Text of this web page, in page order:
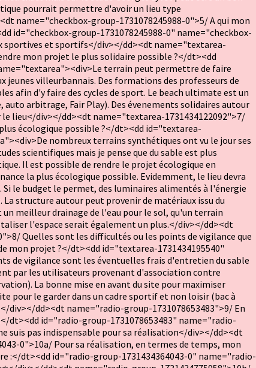
pourrait permettre d'avoir un lieu type
name="checkbox-group-1731078245988-0">5/ A qui mon
id="checkbox-group-1731078245988-0" name="checkbox-
et sportifs</div></dd><dt name="textarea-
mon projet le plus solidaire possible ?</dt><dd
terrain peut permettre de faire
jeunes villeurbannais. Des formations des professeurs de
afin d'y faire des cycles de sport. Le beach ultimate est un
auto arbitrage, Fair Play). Des évenements solidaires autour
lieu</div></dd><dt name="textarea-1731434122092">7/
écologique possible ?</dt><dd id="textarea-
nombreux terrains synthétiques ont vu le jour ses
scientifiques mais je pense que du sable est plus
Il est possible de rendre le projet écologique en
la plus écologique possible. Evidemment, le lieu devra
Si le budget le permet, des luminaires alimentés à l'énergie
structure autour peut provenir de matériaux issu du
meilleur drainage de l'eau pour le sol, qu'un terrain
l'espace serait également un plus.</div></dd><dt
Quelles sont les difficultés ou les points de vigilance que
mon projet ?</dt><dd id="textarea-1731434195540"
de vigilance sont les éventuelles frais d'entretien du sable
par les utilisateurs provenant d'association contre
La bonne mise en avant du site pour maximiser
pour le garder dans un cadre sportif et non loisir (bac à
div></dd><dt name="radio-group-1731078653483">9/ En
dt><dd id="radio-group-1731078653483" name="radio-
suis pas indispensable pour sa réalisation</div></dd><dt
0">10a/ Pour sa réalisation, en termes de temps, mon
:</dt><dd id="radio-group-1731434364043-0" name="radio-